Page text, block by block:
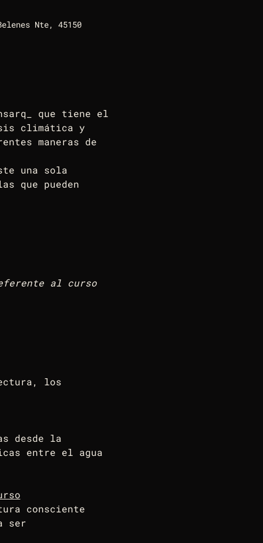
Nte, 45150
que tiene el
climática y
maneras de
una sola
que pueden
al curso
los
desde la
entre el agua
consciente
ser